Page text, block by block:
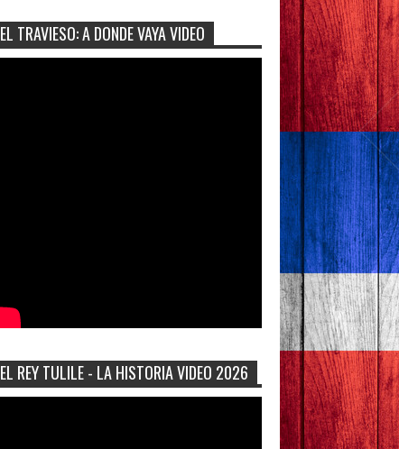
EL TRAVIESO: A DONDE VAYA VIDEO
EL REY TULILE - LA HISTORIA VIDEO 2026